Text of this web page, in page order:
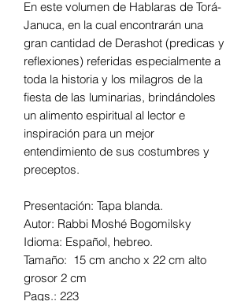
En este volumen de Hablaras de Torá-
Januca, en la cual encontrarán una
gran cantidad de Derashot (predicas y
reflexiones) referidas especialmente a
toda la historia y los milagros de la
fiesta de las luminarias, brindándoles
un alimento espiritual al lector e
inspiración para un mejor
entendimiento de sus costumbres y
preceptos.
Presentación: Tapa blanda.
Autor: Rabbi Moshé Bogomilsky
Idioma: Español, hebreo.
Tamaño: 15 cm ancho x 22 cm alto
grosor 2 cm
Pags.: 223